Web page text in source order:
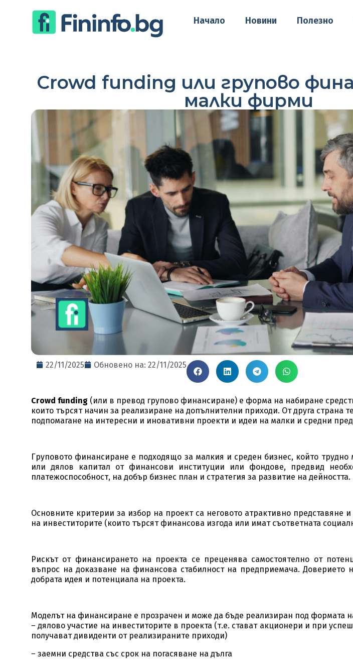
Начало Новини Полезно
Crowd funding или групово
малки фирми
22/11/2025 Обновено на: 22/11/2025
Crowd funding (или в превод групово финансиране) е форма на набиране
които търсят начин за реализиране на допълнителни приходи. От друга страна
подпомагане на интересни и иновативни проекти и идеи на малки и средни
Груповото финансиране е подходящо за малкия и среден бизнес, който
или дялов капитал от финансови институции или фондове, предвид
платежоспособност, на добър бизнес план и стратегия за развитие на дейността.
Основните критерии за избор на проект са неговото атрактивно представяне
на инвеститорите (които търсят финансова изгода или имат съответната
Рискът от финансирането на проекта се преценява самостоятелно от
въпрос на доказване на финансова стабилност на предприемача. Доверието
добрата идея и потенциала на проекта.
Моделът на финансиране е прозрачен и може да бъде реализиран под формата
– дялово участие на инвеститорите в проекта (т.е. стават акционери и при
получават дивиденти от реализираните приходи)
– заемни средства със срок на погасяване на дълга